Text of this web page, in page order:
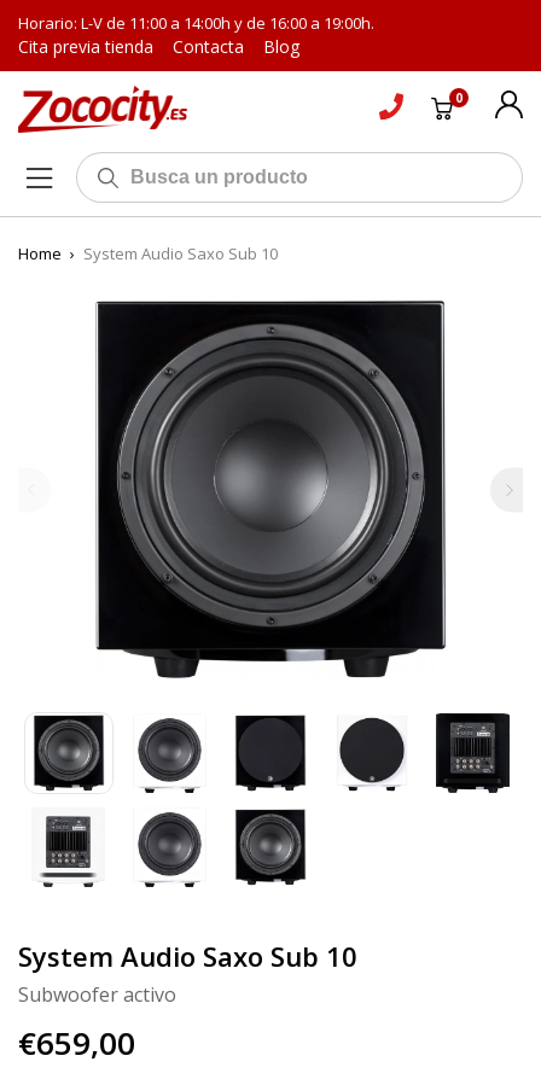
Horario: L-V de 11:00 a 14:00h y de 16:00 a 19:00h.
Cita previa tienda Contacta Blog
0
Home › System Audio Saxo Sub 10
System Audio Saxo Sub 10
Subwoofer activo
€659,00